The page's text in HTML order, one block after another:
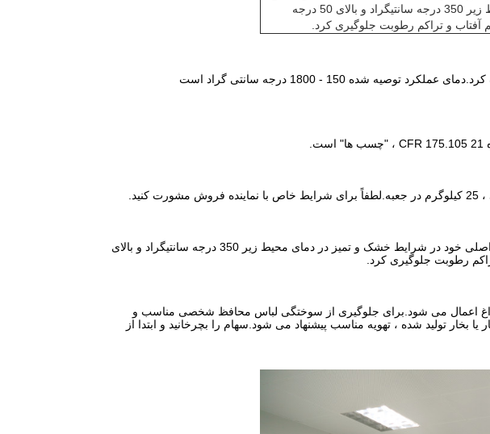
خود در شرایط خشک و تمیز در دمای محیط زیر 350 درجه سانتیگراد و بالای 50 درجه
آفتاب و تراکم رطوبت جلوگیری کرد.
شده 150 - 1800 درجه سانتی گراد است
این ماده را می توان از تاریخ تولید به مدت 12 ماه در بسته های اصلی خود در شرایط خشک و تمیز در دمای محیط زیر 350 درجه سانتیگراد و بالای
داغ اعمال می شود.برای جلوگیری از سوختگی لباس محافظ شخصی مناسب و
تولید شده ، تهویه مناسب پیشنهاد می شود.سهام را بچرخانید و ابتدا از